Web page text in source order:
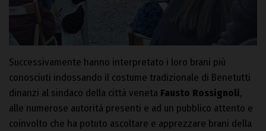
Successivamente hanno interpretato i loro brani più
conosciuti indossando il costume tradizionale di Benetutti
dinanzi al sindaco della città veneta Fausto Rossignoli,
alle numerose autorità presenti e ad un pubblico attento e
coinvolto che ha potuto ascoltare e apprezzare brani della